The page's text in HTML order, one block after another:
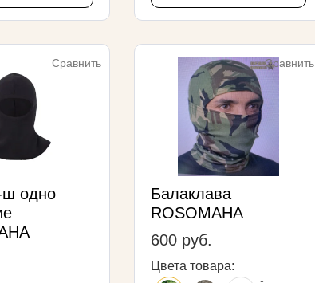
Сравнить
ш одно
Сравнить
Балаклава
ROSOMAHA
600 руб.
Цвета товара: